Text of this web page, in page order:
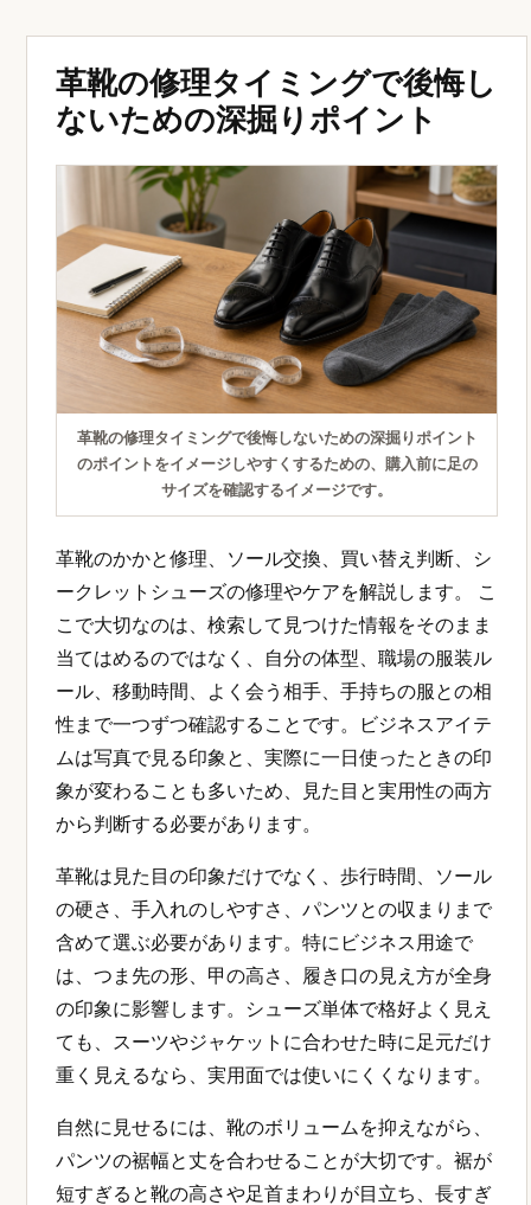
革靴の修理タイミングで後悔し
ないための深掘りポイント
革靴の修理タイミングで後悔しないための深掘りポイント
のポイントをイメージしやすくするための、購入前に足の
サイズを確認するイメージです。
革靴のかかと修理、ソール交換、買い替え判断、シ
ークレットシューズの修理やケアを解説します。 こ
こで大切なのは、検索して見つけた情報をそのまま
当てはめるのではなく、自分の体型、職場の服装ル
ール、移動時間、よく会う相手、手持ちの服との相
性まで一つずつ確認することです。ビジネスアイテ
ムは写真で見る印象と、実際に一日使ったときの印
象が変わることも多いため、見た目と実用性の両方
から判断する必要があります。
革靴は見た目の印象だけでなく、歩行時間、ソール
の硬さ、手入れのしやすさ、パンツとの収まりまで
含めて選ぶ必要があります。特にビジネス用途で
は、つま先の形、甲の高さ、履き口の見え方が全身
の印象に影響します。シューズ単体で格好よく見え
ても、スーツやジャケットに合わせた時に足元だけ
重く見えるなら、実用面では使いにくくなります。
自然に見せるには、靴のボリュームを抑えながら、
パンツの裾幅と丈を合わせることが大切です。裾が
短すぎると靴の高さや足首まわりが目立ち、長すぎ